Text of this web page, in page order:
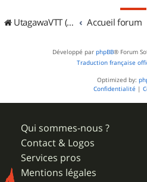
UtagawaVTT (Randos VTT et VTTAE avec traces GPS) Accueil forum
Développé par phpBB® Forum
Traduction française
Optimized by:
Confidentialité |
Qui sommes-nous ?
Contact & Logos
Services pros
Mentions légales